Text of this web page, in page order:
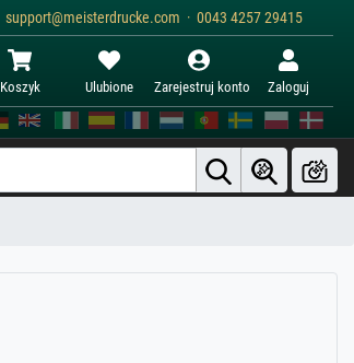
support@meisterdrucke.com · 0043 4257 29415
Koszyk Ulubione Zarejestruj konto Zaloguj